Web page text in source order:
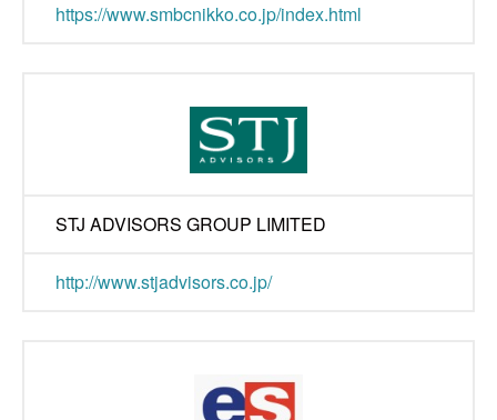
https://www.smbcnikko.co.jp/index.html
STJ ADVISORS GROUP LIMITED
http://www.stjadvisors.co.jp/